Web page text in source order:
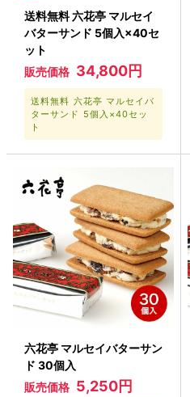
送料無料 六花亭 マルセイ
バターサンド 5個入×40セ
ット
販売価格 34,800円
送料無料 六花亭 マルセイバ
ターサンド 5個入×40セッ
ト
六花亭 マルセイバターサン
ド 30個入
販売価格 5,250円